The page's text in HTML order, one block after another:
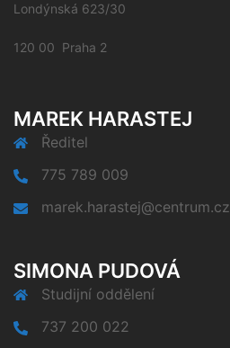
Londýnská 623/30
120 00 Praha 2
MAREK HARASTEJ
Ředitel
775 789 009
marek.harastej@centrum.cz
SIMONA PUDOVÁ
Studijní oddělení
737 200 022